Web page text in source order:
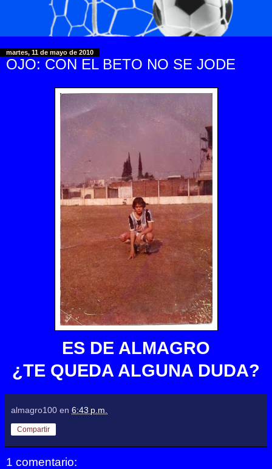
martes, 11 de mayo de 2010
OJO: CON EL BETO NO SE JODE
ES DE ALMAGRO
¿TE QUEDA ALGUNA DUDA?
almagro100 en 6:43 p.m.
Compartir
1 comentario: